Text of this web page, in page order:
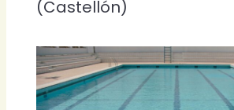
(Castellón)